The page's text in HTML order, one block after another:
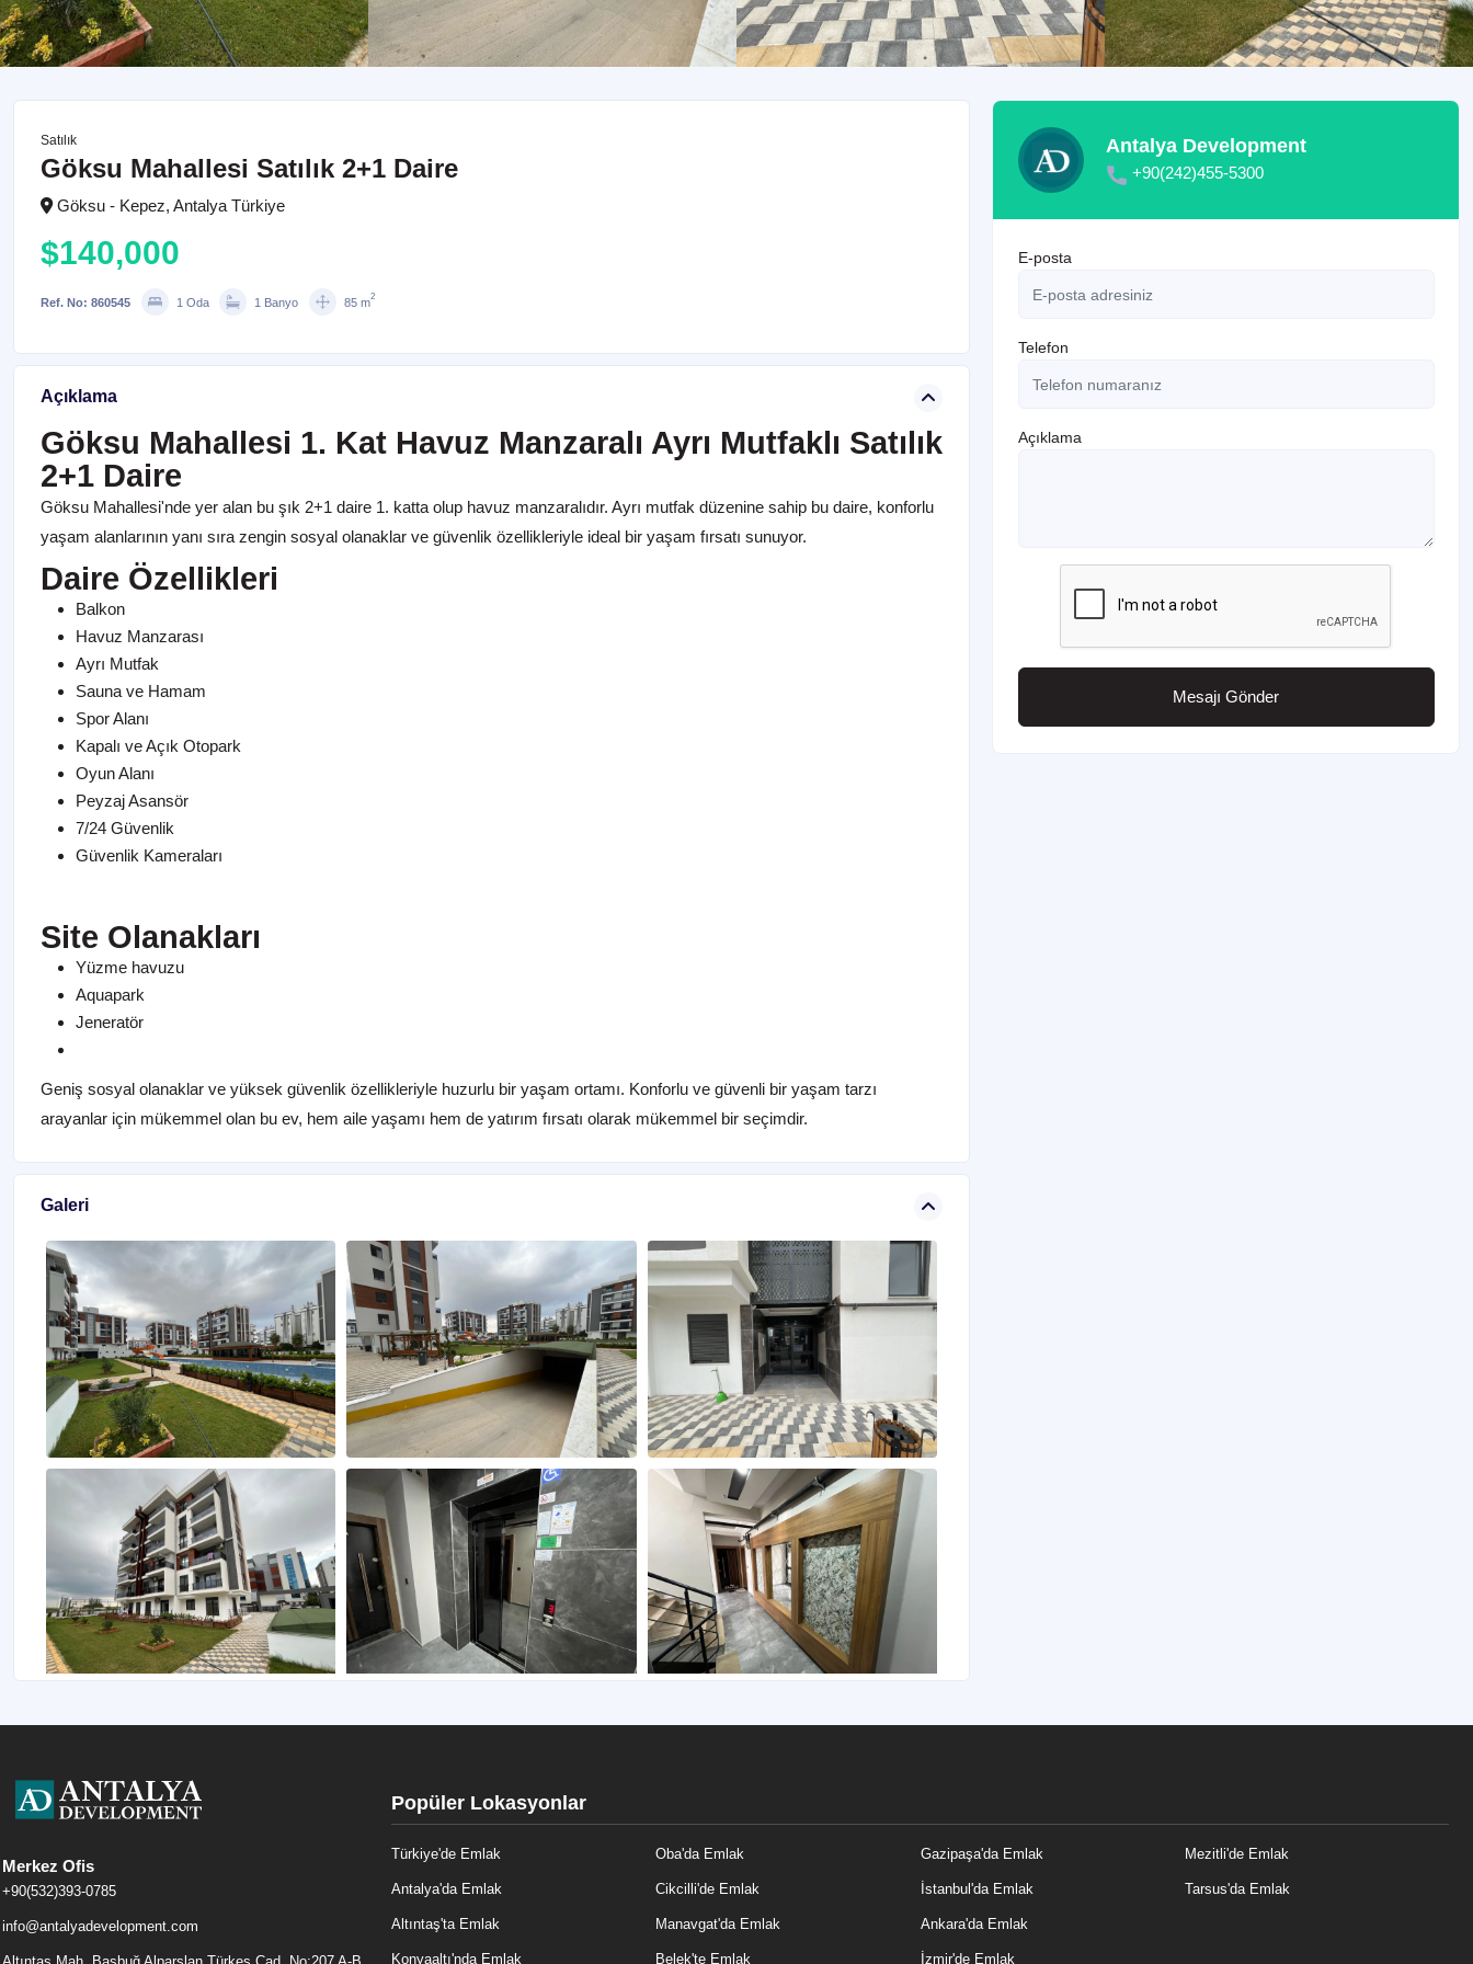
Satılık
Göksu Mahallesi Satılık 2+1 Daire
Göksu - Kepez, Antalya Türkiye
$140,000
Ref. No: 860545 1 Oda 1 Banyo 85 m2
Açıklama
Göksu Mahallesi 1. Kat Havuz Manzaralı Ayrı Mutfaklı Satılık
2+1 Daire
Göksu Mahallesi'nde yer alan bu şık 2+1 daire 1. katta olup havuz manzaralıdır. Ayrı mutfak düzenine sahip bu daire, konforlu
yaşam alanlarının yanı sıra zengin sosyal olanaklar ve güvenlik özellikleriyle ideal bir yaşam fırsatı sunuyor.
Daire Özellikleri
Balkon
Havuz Manzarası
Ayrı Mutfak
Sauna ve Hamam
Spor Alanı
Kapalı ve Açık Otopark
Oyun Alanı
Peyzaj Asansör
7/24 Güvenlik
Güvenlik Kameraları
Site Olanakları
Yüzme havuzu
Aquapark
Jeneratör
Geniş sosyal olanaklar ve yüksek güvenlik özellikleriyle huzurlu bir yaşam ortamı. Konforlu ve güvenli bir yaşam tarzı
arayanlar için mükemmel olan bu ev, hem aile yaşamı hem de yatırım fırsatı olarak mükemmel bir seçimdir.
Galeri
Antalya Development
+90(242)455-5300
E-posta
Telefon
Açıklama
Mesajı Gönder
Merkez Ofis
+90(532)393-0785
info@antalyadevelopment.com
Popüler Lokasyonlar
Türkiye'de Emlak
Antalya'da Emlak
Altıntaş'ta Emlak
Konyaaltı'nda Emlak
Oba'da Emlak
Cikcilli'de Emlak
Manavgat'da Emlak
Belek'te Emlak
Gazipaşa'da Emlak
İstanbul'da Emlak
Ankara'da Emlak
İzmir'de Emlak
Mezitli'de Emlak
Tarsus'da Emlak